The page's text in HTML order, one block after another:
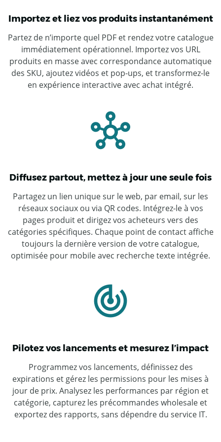
Importez et liez vos produits instantanément
Partez de n’importe quel PDF et rendez votre catalogue
immédiatement opérationnel. Importez vos URL
produits en masse avec correspondance automatique
des SKU, ajoutez vidéos et pop-ups, et transformez-le
en expérience interactive avec achat intégré.
Diffusez partout, mettez à jour une seule fois
Partagez un lien unique sur le web, par email, sur les
réseaux sociaux ou via QR codes. Intégrez-le à vos
pages produit et dirigez vos acheteurs vers des
catégories spécifiques. Chaque point de contact affiche
toujours la dernière version de votre catalogue,
optimisée pour mobile avec recherche texte intégrée.
Pilotez vos lancements et mesurez l’impact
Programmez vos lancements, définissez des
expirations et gérez les permissions pour les mises à
jour de prix. Analysez les performances par région et
catégorie, capturez les précommandes wholesale et
exportez des rapports, sans dépendre du service IT.